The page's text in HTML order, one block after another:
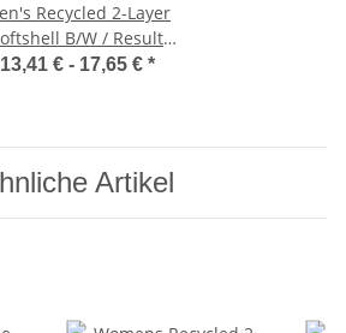
Recycled 2-Layer
B/W / Result
R902M
13,41 € - 17,65 € *
Artikel